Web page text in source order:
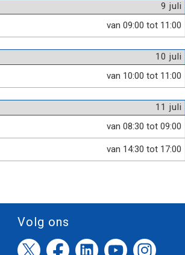
9 juli
van 09:00 tot 11:00
10 juli
van 10:00 tot 11:00
11 juli
van 08:30 tot 09:00
van 14:30 tot 17:00
Volg ons